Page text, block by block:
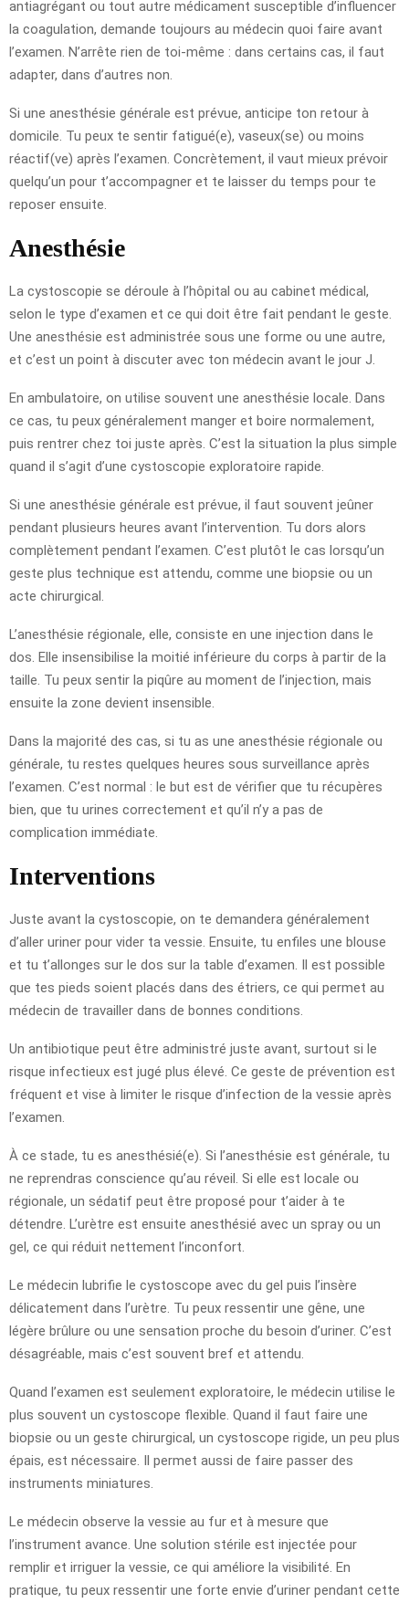
antiagrégant ou tout autre médicament susceptible d’influencer
la coagulation, demande toujours au médecin quoi faire avant
l’examen. N’arrête rien de toi-même : dans certains cas, il faut
adapter, dans d’autres non.
Si une anesthésie générale est prévue, anticipe ton retour à
domicile. Tu peux te sentir fatigué(e), vaseux(se) ou moins
réactif(ve) après l’examen. Concrètement, il vaut mieux prévoir
quelqu’un pour t’accompagner et te laisser du temps pour te
reposer ensuite.
Anesthésie
La cystoscopie se déroule à l’hôpital ou au cabinet médical,
selon le type d’examen et ce qui doit être fait pendant le geste.
Une anesthésie est administrée sous une forme ou une autre,
et c’est un point à discuter avec ton médecin avant le jour J.
En ambulatoire, on utilise souvent une anesthésie locale. Dans
ce cas, tu peux généralement manger et boire normalement,
puis rentrer chez toi juste après. C’est la situation la plus simple
quand il s’agit d’une cystoscopie exploratoire rapide.
Si une anesthésie générale est prévue, il faut souvent jeûner
pendant plusieurs heures avant l’intervention. Tu dors alors
complètement pendant l’examen. C’est plutôt le cas lorsqu’un
geste plus technique est attendu, comme une biopsie ou un
acte chirurgical.
L’anesthésie régionale, elle, consiste en une injection dans le
dos. Elle insensibilise la moitié inférieure du corps à partir de la
taille. Tu peux sentir la piqûre au moment de l’injection, mais
ensuite la zone devient insensible.
Dans la majorité des cas, si tu as une anesthésie régionale ou
générale, tu restes quelques heures sous surveillance après
l’examen. C’est normal : le but est de vérifier que tu récupères
bien, que tu urines correctement et qu’il n’y a pas de
complication immédiate.
Interventions
Juste avant la cystoscopie, on te demandera généralement
d’aller uriner pour vider ta vessie. Ensuite, tu enfiles une blouse
et tu t’allonges sur le dos sur la table d’examen. Il est possible
que tes pieds soient placés dans des étriers, ce qui permet au
médecin de travailler dans de bonnes conditions.
Un antibiotique peut être administré juste avant, surtout si le
risque infectieux est jugé plus élevé. Ce geste de prévention est
fréquent et vise à limiter le risque d’infection de la vessie après
l’examen.
À ce stade, tu es anesthésié(e). Si l’anesthésie est générale, tu
ne reprendras conscience qu’au réveil. Si elle est locale ou
régionale, un sédatif peut être proposé pour t’aider à te
détendre. L’urètre est ensuite anesthésié avec un spray ou un
gel, ce qui réduit nettement l’inconfort.
Le médecin lubrifie le cystoscope avec du gel puis l’insère
délicatement dans l’urètre. Tu peux ressentir une gêne, une
légère brûlure ou une sensation proche du besoin d’uriner. C’est
désagréable, mais c’est souvent bref et attendu.
Quand l’examen est seulement exploratoire, le médecin utilise le
plus souvent un cystoscope flexible. Quand il faut faire une
biopsie ou un geste chirurgical, un cystoscope rigide, un peu plus
épais, est nécessaire. Il permet aussi de faire passer des
instruments miniatures.
Le médecin observe la vessie au fur et à mesure que
l’instrument avance. Une solution stérile est injectée pour
remplir et irriguer la vessie, ce qui améliore la visibilité. En
pratique, tu peux ressentir une forte envie d’uriner pendant cette